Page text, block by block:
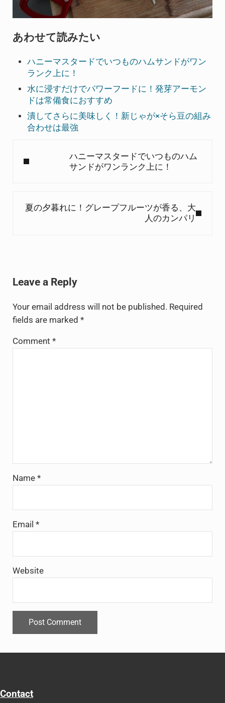
あわせて読みたい
ハニーマスタードでいつものハムサンドがワン
ランク上に！
水に浸すだけでパワーフードに！発芽アーモン
ドは常備食におすすめ
潰してさらに美味しく！新じゃが×そら豆の組み
合わせは最強
ハニーマスタードでいつものハム
サンドがワンランク上に！
夏の夕暮れに！グレープフルーツが香る、大
人のカンパリ
Leave a Reply
Your email address will not be published. Required
fields are marked *
Comment *
Name *
Email *
Website
Contact